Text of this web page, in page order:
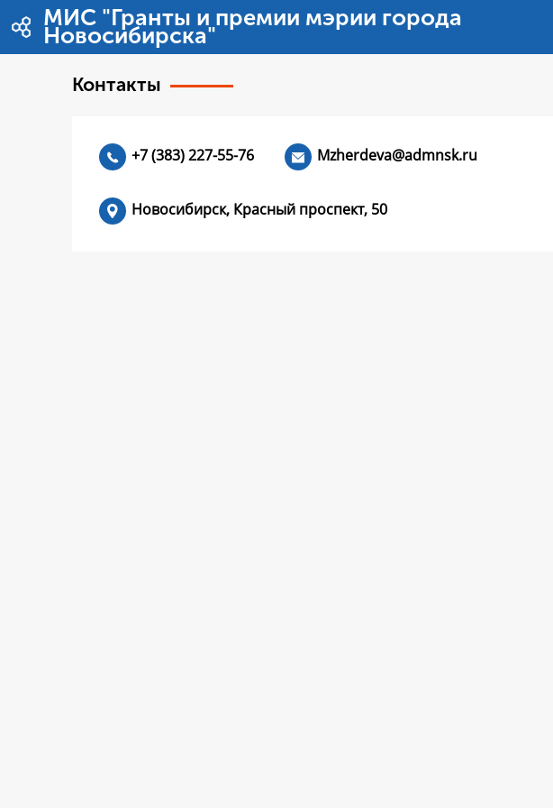
Zum Inhalt wechseln
МИС "Гранты и премии мэрии города
Новосибирска"
Контакты
+7 (383) 227-55-76 Mzherdeva@admnsk.ru
Новосибирск, Красный проспект, 50